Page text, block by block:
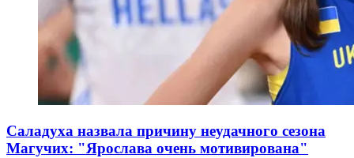
Саладуха назвала причину неудачного сезона
Магучих: "Ярослава очень мотивирована"